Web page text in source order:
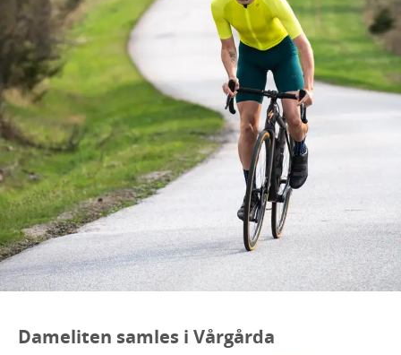
Dameliten samles i Vårgårda